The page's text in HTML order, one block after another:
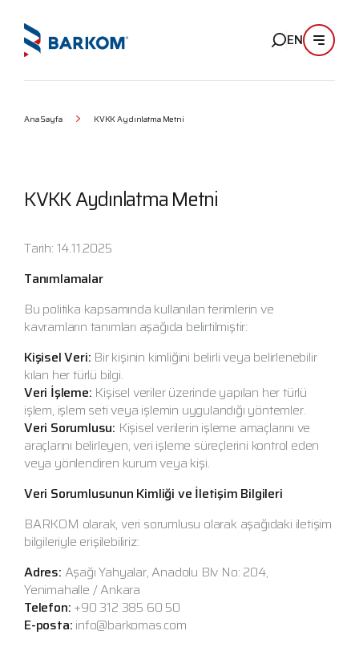
EN
KVKK Aydınlatma Metni
Tarih: 14.11.2025
Tanımlamalar
Bu politika kapsamında kullanılan terimlerin ve
kavramların tanımları aşağıda belirtilmiştir:
Kişisel Veri: Bir kişinin kimliğini belirli veya belirlenebilir
kılan her türlü bilgi.
Veri İşleme: Kişisel veriler üzerinde yapılan her türlü
işlem, işlem seti veya işlemin uygulandığı yöntemler.
Veri Sorumlusu: Kişisel verilerin işleme amaçlarını ve
araçlarını belirleyen, veri işleme süreçlerini kontrol eden
veya yönlendiren kurum veya kişi.
Veri Sorumlusunun Kimliği ve İletişim Bilgileri
BARKOM olarak, veri sorumlusu olarak aşağıdaki iletişim
bilgileriyle erişilebiliriz:
Adres: Aşağı Yahyalar, Anadolu Blv No: 204,
Yenimahalle / Ankara
Telefon: +90 312 385 60 50
E-posta: info@barkomas.com